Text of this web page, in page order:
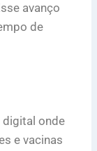
avanço
de
digital onde
e vacinas